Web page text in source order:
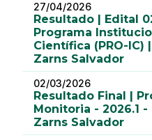
27/04/2026
Resultado | Edital
Programa
Científica (PRO-IC)
Zarns Salvador
02/03/2026
Resultado Final |
Monitoria - 2026.1
Zarns Salvador